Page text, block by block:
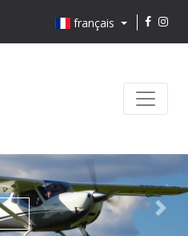
français
Next